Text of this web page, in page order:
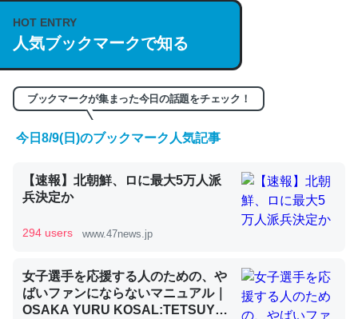
https://isobe324649.hatenablog.com/entry/2023/03/27
/064121
─GPTの仕組みと限界についての考察（１） - conceptualization
くらい。小説でいう「ずっと前の伏線」は回収されないけ
ど、短期記憶というには多い分量。進化すればするほど分
─GPTの仕組みと限界についての考察（１） - conceptualization
HOT ENTRY
人気ブックマークで知る
ブックマークが集まった今日の話題をチェック！
今日8/9(日)のブックマーク人気記事
【速報】北朝鮮、ロに最大5万人派
兵決定か
294 users www.47news.jp
女子選手を応援する人のための、や
ばいファンにならないマニュアル｜
OSAKA YURU KOSAL:TETSUYA